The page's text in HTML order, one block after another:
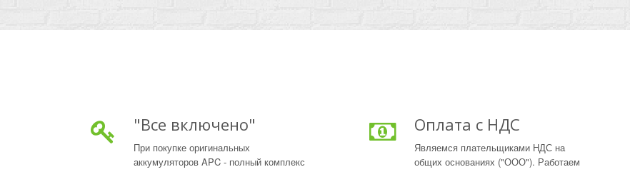
"Все включено"
При покупке оригинальных
аккумуляторов APC - полный комплекс
Оплата с НДС
Являемся плательщиками НДС на
общих основаниях ("ООО"). Работаем